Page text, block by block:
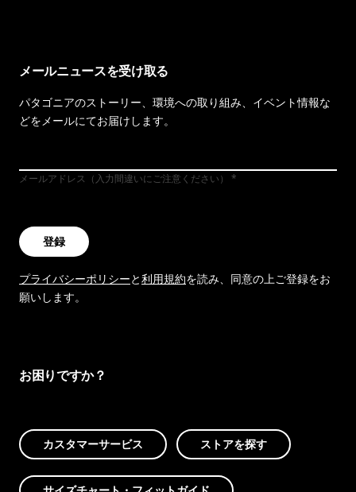
メールニュースを受け取る
パタゴニアのストーリー、環境への取り組み、イベント情報な
どをメールにてお届けします。
メールアドレス（入力間違いにご注意ください）
登録
プライバシーポリシーと利用規約を読み、同意の上ご登録をお
願いします。
お困りですか？
カスタマーサービス ストアを探す